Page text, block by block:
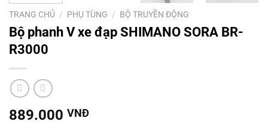
TRANG CHỦ / PHỤ TÙNG / BỘ TRUYỀN ĐỘNG
Bộ phanh V xe đạp SHIMANO SORA BR-
R3000
889.000 VNĐ